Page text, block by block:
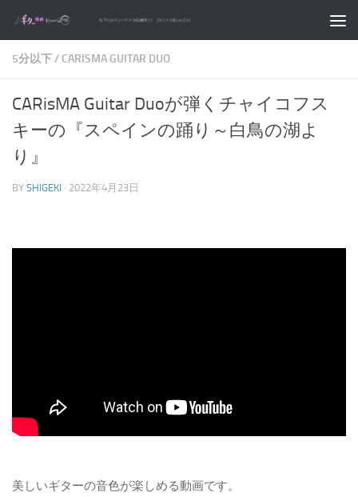
コンテンツへスキップ
5分以下/ CARISMA GUITAR DUO
CARisMA Guitar Duoが弾くチャイコフス
キーの『スペインの踊り～白鳥の湖よ
り』
BY SHIGEKI · 2022年4月23日
美しいギターの音色が楽しめる動画です。